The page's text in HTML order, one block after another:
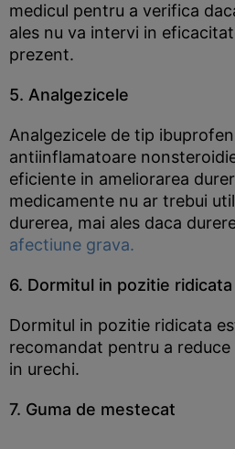
medicul pentru a verifica
ales nu va intervi in
prezent.
5. Analgezicele
Analgezicele de tip
antiinflamatoare
eficiente in ameliorarea
medicamente nu ar trebui
durerea, mai ales daca
afectiune grava.
6. Dormitul in pozitie ridicata
Dormitul in pozitie ridicata
recomandat pentru a reduce
in urechi.
7. Guma de mestecat